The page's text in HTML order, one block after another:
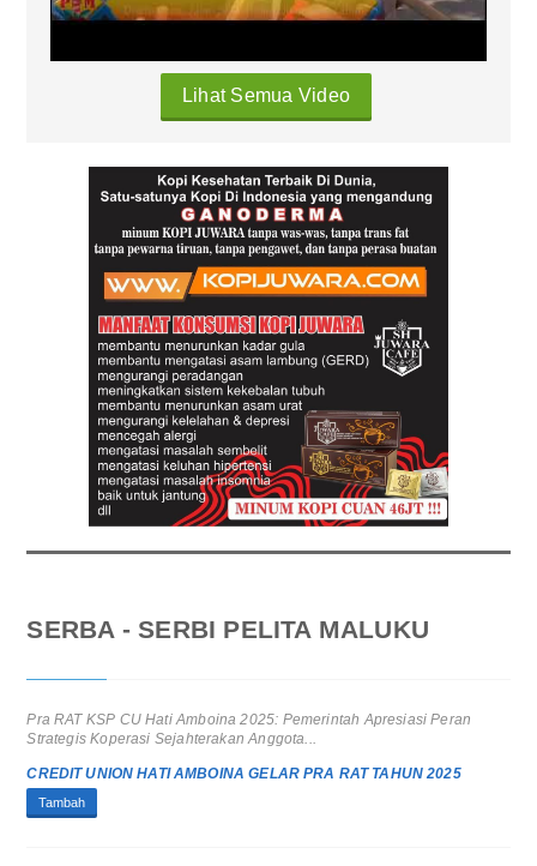
Lihat Semua Video
SERBA - SERBI PELITA MALUKU
Pra RAT KSP CU Hati Amboina 2025: Pemerintah Apresiasi Peran
Strategis Koperasi Sejahterakan Anggota...
CREDIT UNION HATI AMBOINA GELAR PRA RAT TAHUN 2025
Tambah